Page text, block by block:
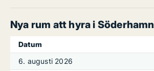
Nya rum att hyra i Söderhamn
Datum
6. augusti 2026